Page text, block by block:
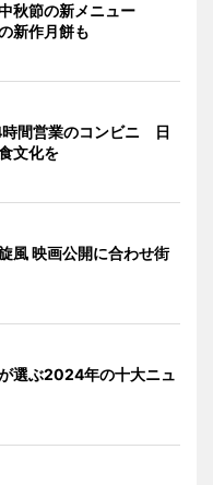
秋節の新メニュー
新作月餅も
間営業のコンビニ 日
文化を
風 映画公開に合わせ街
選ぶ2024年の十大ニュ